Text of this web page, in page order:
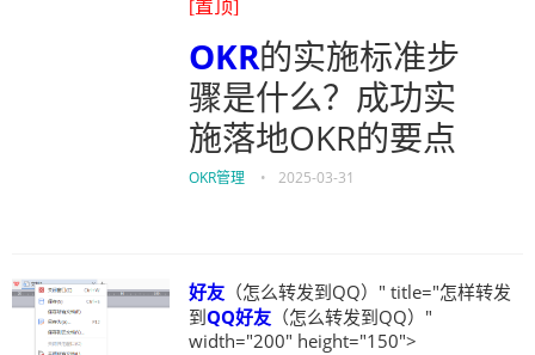
[置顶]
OKR的实施标准步
骤是什么？成功实
施落地OKR的要点
OKR管理 • 2025-03-31
好友 （怎么转发到QQ）" title="怎样转发
到QQ好友 （怎么转发到QQ）"
width="200" height="150">